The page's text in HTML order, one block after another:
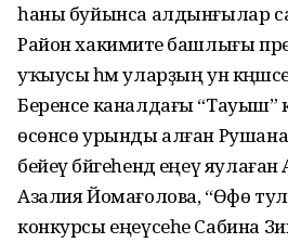
һаны буйынса алдынғылар
Район хакимиәте башлығы
уҡыусы һәм уларҙың ун
Беренсе каналдағы “Тауыш”
өсөнсө урынды алған Рушана
бейеү бәйгеһендә еңеү
Азалия Йомағолова, “Өфө
конкурсы еңеүсеһе Сабина